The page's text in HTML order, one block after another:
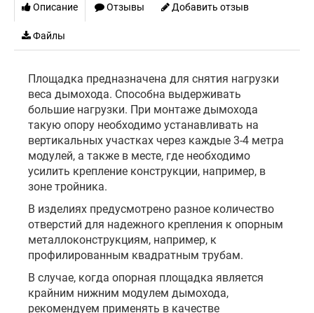
Описание Отзывы Добавить отзыв
Файлы
Площадка предназначена для снятия нагрузки
веса дымохода. Способна выдерживать
большие нагрузки. При монтаже дымохода
такую опору необходимо устанавливать на
вертикальных участках через каждые 3-4 метра
модулей, а также в месте, где необходимо
усилить крепление конструкции, например, в
зоне тройника.
В изделиях предусмотрено разное количество
отверстий для надежного крепления к опорным
металлоконструкциям, например, к
профилированным квадратным трубам.
В случае, когда опорная площадка является
крайним нижним модулем дымохода,
рекомендуем применять в качестве